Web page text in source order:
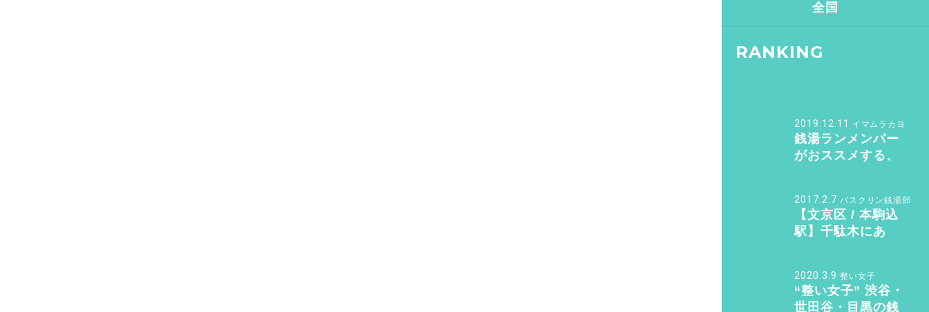
全国
RANKING
2019.12.11 イマムラカヨ
銭湯ランメンバー
がおススメする、
ューシュ』
2017.2.7 バスクリン銭湯部
【文京区 / 本駒込
駅】千駄木にあ
女性も行きたくな
る「ふくの湯」
2020.3.9 整い女子
“整い女子” 渋谷・
世田谷・目黒の銭